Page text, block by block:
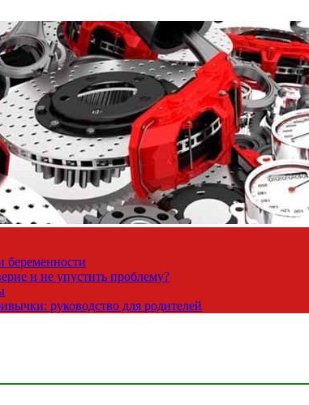
беременности
и не упустить проблему?
руководство для родителей